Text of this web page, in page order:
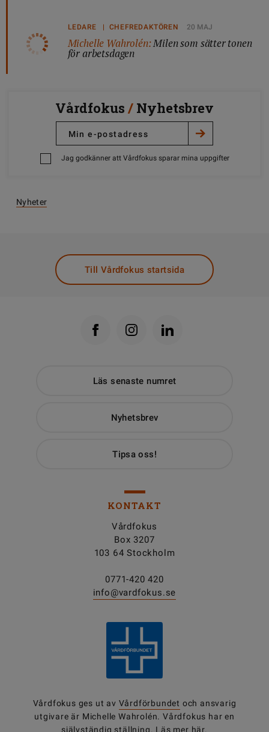
LEDARE | CHEFREDAKTÖREN 20 MAJ
Michelle Wahrolén:Milen som sätter tonen
för arbetsdagen
Vårdfokus / Nyhetsbrev
Jag godkänner att Vårdfokus sparar mina uppgifter
Nyheter
Till Vårdfokus startsida
Läs senaste numret
Nyhetsbrev
Tipsa oss!
KONTAKT
Vårdfokus
Box 3207
103 64 Stockholm
0771-420 420
info@vardfokus.se
Vårdfokus ges ut av Vårdförbundet och ansvarig
utgivare är Michelle Wahrolén. Vårdfokus har en
självständig ställning. Läs mer här.